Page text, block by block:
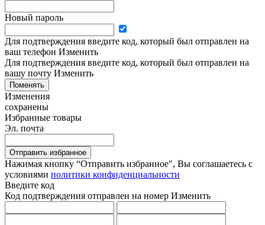
Новый пароль
Для подтверждения введите код, который был отправлен на
ваш телефон Изменить
Для подтверждения введите код, который был отправлен на
вашу почту Изменить
Поменять
Изменения
сохранены
Избранные товары
Эл. почта
Отправить избранное
Нажимая кнопку “Отправить избранное", Вы соглашаетесь c
условиями политики конфиденциальности
Введите код
Код подтверждения отправлен на номер Изменить